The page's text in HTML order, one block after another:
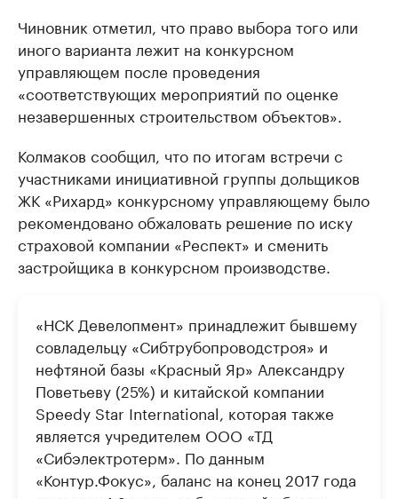
Чиновник отметил, что право выбора того или
иного варианта лежит на конкурсном
управляющем после проведения
«соответствующих мероприятий по оценке
незавершенных строительством объектов».
Колмаков сообщил, что по итогам встречи с
участниками инициативной группы дольщиков
ЖК «Рихард» конкурсному управляющему было
рекомендовано обжаловать решение по иску
страховой компании «Респект» и сменить
застройщика в конкурсном производстве.
«НСК Девелопмент» принадлежит бывшему
совладельцу «Сибтрубопроводстроя» и
нефтяной базы «Красный Яр» Александру
Поветьеву (25%) и китайской компании
Speedу Star International, которая также
является учредителем ООО «ТД
«Сибэлектротерм». По данным
«Контур.Фокус», баланс на конец 2017 года